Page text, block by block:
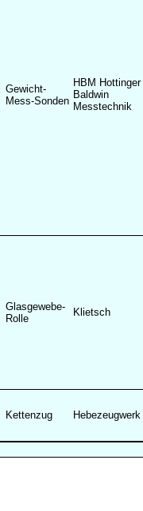
Gewicht-
Mess-Sonden
HBM Hottinger
Baldwin
Messtechnik
Glasgewebe-
Rolle
Klietsch
Kettenzug Hebezeugwerk